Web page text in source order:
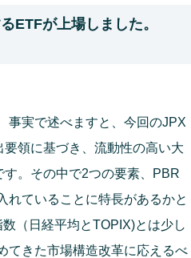
ETFが上場しました。
事実で述べますと、今回のJPX
領に基づき、流動性の高い大
。その中で2つの要素、PBR
れていることに特長があるかと
（日経平均とTOPIX)とは少し
てきた市場構造改革に応えるべ